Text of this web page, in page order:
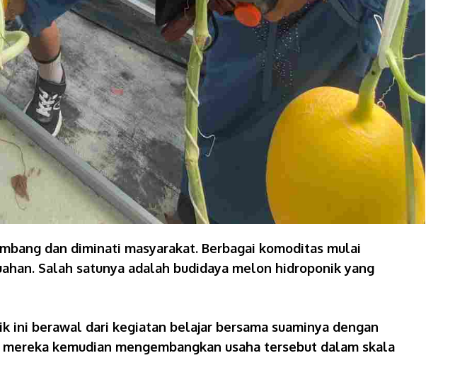
dan diminati masyarakat. Berbagai komoditas mulai
Salah satunya adalah budidaya melon hidroponik yang
ini berawal dari kegiatan belajar bersama suaminya dengan
kemudian mengembangkan usaha tersebut dalam skala